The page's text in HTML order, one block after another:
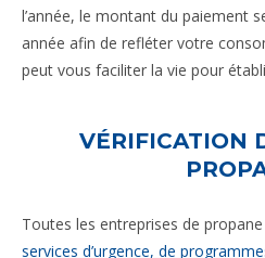
l’année, le montant du paiement
année afin de refléter votre
peut vous faciliter la vie pour
VÉRIFICATION
Toutes les entreprises de
services d’urgence, de